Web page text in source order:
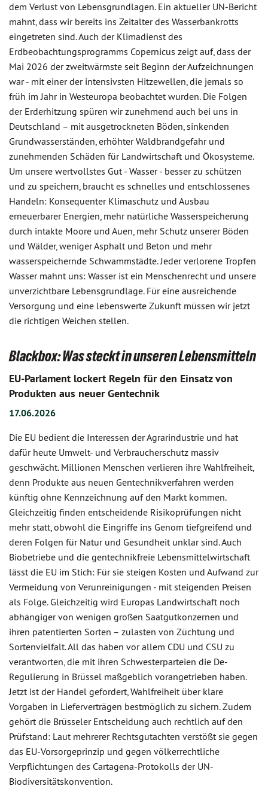
dem Verlust von Lebensgrundlagen. Ein aktueller UN-Bericht
mahnt, dass wir bereits ins Zeitalter des Wasserbankrotts
eingetreten sind. Auch der Klimadienst des
Erdbeobachtungsprogramms Copernicus zeigt auf, dass der
Mai 2026 der zweitwärmste seit Beginn der Aufzeichnungen
war - mit einer der intensivsten Hitzewellen, die jemals so
früh im Jahr in Westeuropa beobachtet wurden. Die Folgen
der Erderhitzung spüren wir zunehmend auch bei uns in
Deutschland – mit ausgetrockneten Böden, sinkenden
Grundwasserständen, erhöhter Waldbrandgefahr und
zunehmenden Schäden für Landwirtschaft und Ökosysteme.
Um unsere wertvollstes Gut - Wasser - besser zu schützen
und zu speichern, braucht es schnelles und entschlossenes
Handeln: Konsequenter Klimaschutz und Ausbau
erneuerbarer Energien, mehr natürliche Wasserspeicherung
durch intakte Moore und Auen, mehr Schutz unserer Böden
und Wälder, weniger Asphalt und Beton und mehr
wasserspeichernde Schwammstädte. Jeder verlorene Tropfen
Wasser mahnt uns: Wasser ist ein Menschenrecht und unsere
unverzichtbare Lebensgrundlage. Für eine ausreichende
Versorgung und eine lebenswerte Zukunft müssen wir jetzt
die richtigen Weichen stellen.
Blackbox: Was steckt in unseren Lebensmitteln
EU-Parlament lockert Regeln für den Einsatz von
Produkten aus neuer Gentechnik
17.06.2026
Die EU bedient die Interessen der Agrarindustrie und hat
dafür heute Umwelt- und Verbraucherschutz massiv
geschwächt. Millionen Menschen verlieren ihre Wahlfreiheit,
denn Produkte aus neuen Gentechnikverfahren werden
künftig ohne Kennzeichnung auf den Markt kommen.
Gleichzeitig finden entscheidende Risikoprüfungen nicht
mehr statt, obwohl die Eingriffe ins Genom tiefgreifend und
deren Folgen für Natur und Gesundheit unklar sind. Auch
Biobetriebe und die gentechnikfreie Lebensmittelwirtschaft
lässt die EU im Stich: Für sie steigen Kosten und Aufwand zur
Vermeidung von Verunreinigungen - mit steigenden Preisen
als Folge. Gleichzeitig wird Europas Landwirtschaft noch
abhängiger von wenigen großen Saatgutkonzernen und
ihren patentierten Sorten – zulasten von Züchtung und
Sortenvielfalt. All das haben vor allem CDU und CSU zu
verantworten, die mit ihren Schwesterparteien die De-
Regulierung in Brüssel maßgeblich vorangetrieben haben.
Jetzt ist der Handel gefordert, Wahlfreiheit über klare
Vorgaben in Lieferverträgen bestmöglich zu sichern. Zudem
gehört die Brüsseler Entscheidung auch rechtlich auf den
Prüfstand: Laut mehrerer Rechtsgutachten verstößt sie gegen
das EU-Vorsorgeprinzip und gegen völkerrechtliche
Verpflichtungen des Cartagena-Protokolls der UN-
Biodiversitätskonvention.